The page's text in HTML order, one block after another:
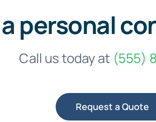
personal
Call us today at (555)
Request a Quote